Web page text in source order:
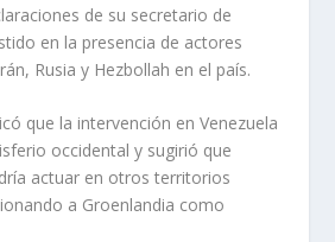
de su secretario de
en la presencia de actores
Rusia y Hezbollah en el país.
que la intervención en Venezuela
occidental y sugirió que
actuar en otros territorios
a Groenlandia como